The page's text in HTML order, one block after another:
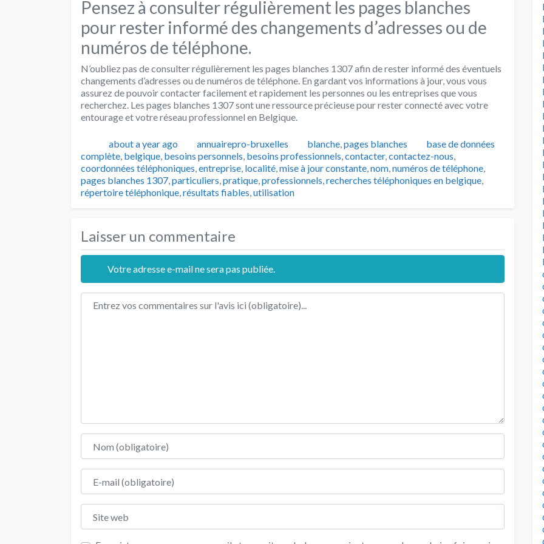
Pensez à consulter régulièrement les pages blanches
pour rester informé des changements d’adresses ou de
numéros de téléphone.
N’oubliez pas de consulter régulièrement les pages blanches 1307 afin de rester informé des éventuels
changements d’adresses ou de numéros de téléphone. En gardant vos informations à jour, vous vous
assurez de pouvoir contacter facilement et rapidement les personnes ou les entreprises que vous
recherchez. Les pages blanches 1307 sont une ressource précieuse pour rester connecté avec votre
entourage et votre réseau professionnel en Belgique.
Publié
about a year ago Auteur
annuairepro-bruxelles Catégories
blanche,pages blanches Tags
base de données
complète, belgique, besoins personnels, besoins professionnels,contacter,contactez-nous,
coordonnées téléphoniques,entreprise, localité,mise à jour constante,nom,numéros de téléphone,
pages blanches 1307,particuliers,pratique,professionnels,recherches téléphoniques en belgique,
répertoire téléphonique,résultats fiables,utilisation
Laisser un commentaire
Votre adresse e-mail ne sera pas publiée.
Texte de l'avis
Nom
E-mail
Site web